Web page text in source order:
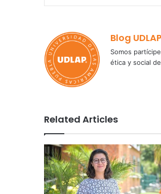
Blog UDLAP
Somos
ética y social
Related Articles